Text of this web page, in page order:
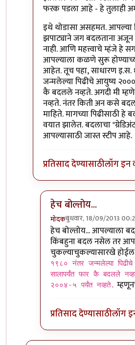
फरक पडला आहे - हे तुलाही
इथे थोडासा असहमत. आपल्या
झपाट्याने जग बदलताना
नाही. आणि महत्त्वाचे म्हंजे हे
आपल्याला कळणे सुरू
आहेत. तूच पहा, साधारण इ.स.
जन्मलेल्या पिढीचे आयुष्य
कै बदलले नव्हते. अगदी मी
नव्हते. नंतर किती अन कसे
माहिते. मागच्या पिढीसाठी हे
वयात झालेत. बदलाचा
आपल्यासाठी जास्त स्टीप आहे.
प्रतिसाद देण्यासाठीलॉग इन
हेच बोल्तोय...
मोदकबुधवार, 18/09/2013
In reply toभावना
हेच बोल्तोय... आपल्याला
किंबहुना बदल नसेल तर
चुकल्याचुकल्यासारखे
१९८० नंतर जन्मलेल्या
सालापर्यंत फार कै बदलले
२००४-५ पर्यंत नव्हते.
प्रतिसाद देण्यासाठीलॉग